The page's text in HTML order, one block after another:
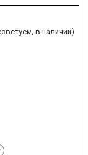
в наличии)